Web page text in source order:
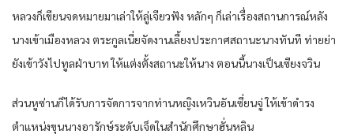
หลวงก็เขียนจดหมายมาเล่าให้ลู่เจียวฟัง หลักๆ ก็เล่าเรื่องสถานการณ์หลัง
นางเข้าเมืองหลวง ตระกูลเนี่ยจัดงานเลี้ยงประกาศสถานะนางทันที ท่ายย่า
ยังเข้าวังไปทูลฝ่าบาท ให้แต่งตั้งสถานะให้นาง ตอนนี้นางเป็นเซียงจวิน
ส่วนหูซ่านก็ได้รับการจัดการจากท่านหญิงเหวินอันเซี่ยนจู่ ให้เข้าดำรง
ตำแหน่งขุนนางอารักษ์ระดับเจ็ดในสำนักศึกษาฮั่นหลิน